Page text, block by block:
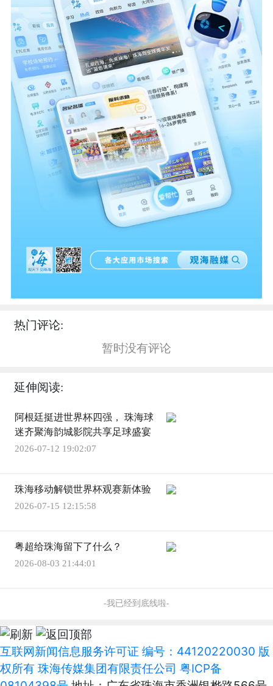
热门评论:
暂时没有评论
延伸阅读:
阿根廷挺进世界杯四强， 珠海球
迷齐聚海韵城影院共享足球盛宴
2026-07-12 19:02:07
珠海移动解锁世界杯观赛新体验
2026-07-15 12:15:58
粤超给珠海留下了什么？
2026-08-03 21:44:01
-我已经到底线啦-
互联网新闻信息服务许可证 编号：44120220030 版
权所有 珠海传媒集团有限责任公司 粤ICP备